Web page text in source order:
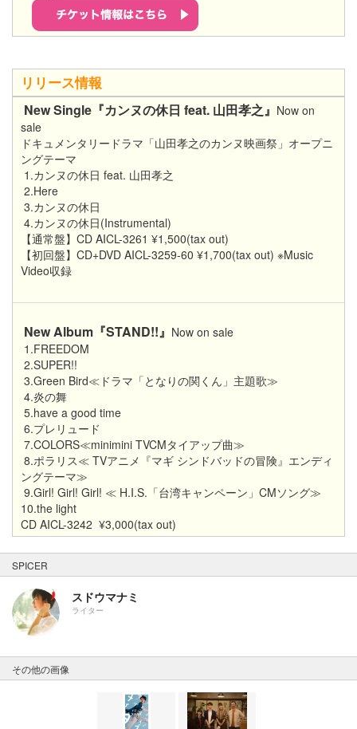
リリース情報
New Single『カンヌの休日 feat. 山田孝之』 Now on
sale
ドキュメンタリードラマ「山田孝之のカンヌ映画祭」オープニ
ングテーマ
1.カンヌの休日 feat. 山田孝之
2.Here
3.カンヌの休日
4.カンヌの休日(Instrumental)
【通常盤】CD AICL-3261 ¥1,500(tax out)
【初回盤】CD+DVD AICL-3259-60 ¥1,700(tax out) ※Music
Video収録
New Album『STAND!!』 Now on sale
1.FREEDOM
2.SUPER!!
3.Green Bird≪ドラマ「となりの関くん」主題歌≫
4.炎の舞
5.have a good time
6.プレリュード
7.COLORS≪minimini TVCMタイアップ曲≫
8.ポラリス≪ TVアニメ『マギ シンドバッドの冒険』エンディ
ングテーマ≫
9.Girl! Girl! Girl! ≪ H.I.S.「台湾キャンペーン」CMソング≫
10.the light
CD AICL-3242 ¥3,000(tax out)
SPICER
スドウマナミ
ライター
その他の画像